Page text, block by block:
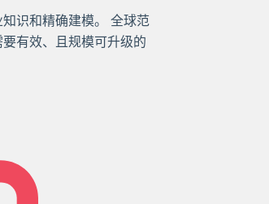
识和精确建模。 全球范
有效、且规模可升级的